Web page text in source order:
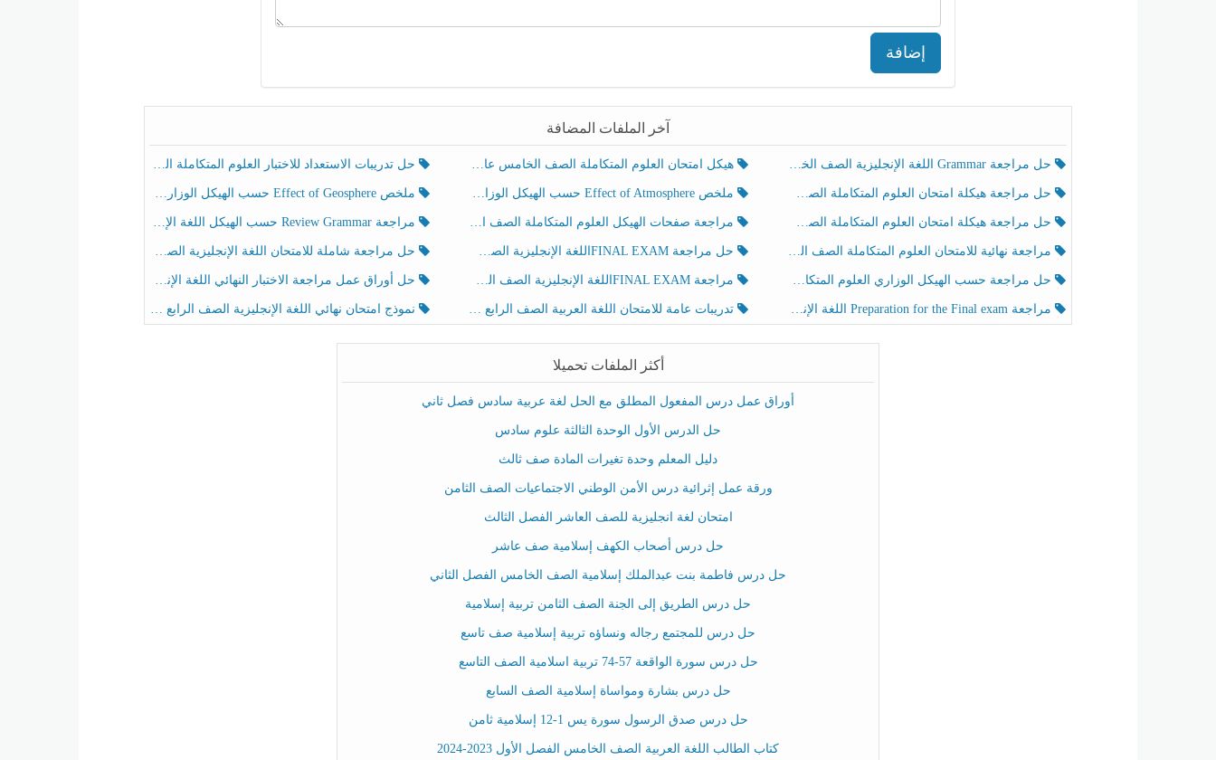
إضافة
آخر الملفات المضافة
حل مراجعة Grammar اللغة الإنجليزية الصف الخامس الفصل الثالث هيكل امتحان العلوم المتكاملة الصف الخامس عام الفصل الدراسي الثالث 2025-2026 حل تدريبات الاستعداد للاختبار العلوم المتكاملة الصف الخامس عام الفصل الثالث
حل مراجعة هيكلة امتحان العلوم المتكاملة الصف الخامس انسبير الفصل الثالث ملخص Effect of Atmosphere حسب الهيكل الوزاري العلوم المتكاملة الصف الخامس انسبير الفصل الثالث ملخص Effect of Geosphere حسب الهيكل الوزاري العلوم المتكاملة الصف الخامس انسبير الفصل الثالث
حل مراجعة هيكلة امتحان العلوم المتكاملة الصف الخامس عام الفصل الثالث مراجعة صفحات الهيكل العلوم المتكاملة الصف الخامس انسبير الفصل الثالث مراجعة Review Grammar حسب الهيكل اللغة الإنجليزية الصف الخامس الفصل الثالث
مراجعة نهائية للامتحان العلوم المتكاملة الصف الخامس انسبير الفصل الثالث حل مراجعة FINAL EXAMاللغة الإنجليزية الصف الخامس الفصل الثالث حل مراجعة شاملة للامتحان اللغة الإنجليزية الصف الخامس الفصل الثالث
حل مراجعة حسب الهيكل الوزاري العلوم المتكاملة الصف الخامس عام الفصل الثالث مراجعة FINAL EXAMاللغة الإنجليزية الصف الخامس الفصل الثالث حل أوراق عمل مراجعة الاختبار النهائي اللغة الإنجليزية الصف الرابع الفصل الثالث
مراجعة Preparation for the Final exam اللغة الإنجليزية الصف الرابع الفصل الثالث تدريبات عامة للامتحان اللغة العربية الصف الرابع الفصل الثالث نموذج امتحان نهائي اللغة الإنجليزية الصف الرابع الفصل الثالث
أكثر الملفات تحميلا
أوراق عمل درس المفعول المطلق مع الحل لغة عربية سادس فصل ثاني
حل الدرس الأول الوحدة الثالثة علوم سادس
دليل المعلم وحدة تغيرات المادة صف ثالث
ورقة عمل إثرائية درس الأمن الوطني الاجتماعيات الصف الثامن
امتحان لغة انجليزية للصف العاشر الفصل الثالث
حل درس أصحاب الكهف إسلامية صف عاشر
حل درس فاطمة بنت عبدالملك إسلامية الصف الخامس الفصل الثاني
حل درس الطريق إلى الجنة الصف الثامن تربية إسلامية
حل درس للمجتمع رجاله ونساؤه تربية إسلامية صف تاسع
حل درس سورة الواقعة 57-74 تربية اسلامية الصف التاسع
حل درس بشارة ومواساة إسلامية الصف السابع
حل درس صدق الرسول سورة يس 1-12 إسلامية ثامن
كتاب الطالب اللغة العربية الصف الخامس الفصل الأول 2023-2024